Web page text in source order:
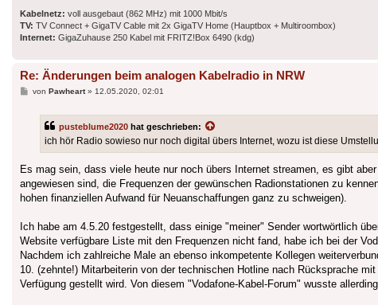
Kabelnetz: voll ausgebaut (862 MHz) mit 1000 Mbit/s
TV: TV Connect + GigaTV Cable mit 2x GigaTV Home (Hauptbox + Multiroombox)
Internet: GigaZuhause 250 Kabel mit FRITZ!Box 6490 (kdg)
Re: Änderungen beim analogen Kabelradio in NRW
Beitrag
von Pawheart» 12.05.2020, 02:01
pusteblume2020 hat geschrieben:
ich hör Radio sowieso nur noch digital übers Internet, wozu ist diese
Es mag sein, dass viele heute nur noch übers Internet streamen, es gibt
angewiesen sind, die Frequenzen der gewünschen Radionstationen zu
hohen finanziellen Aufwand für Neuanschaffungen ganz zu schweigen).
Ich habe am 4.5.20 festgestellt, dass einige "meiner" Sender wortwörtlich
Website verfügbare Liste mit den Frequenzen nicht fand, habe ich bei der
Nachdem ich zahlreiche Male an ebenso inkompetente Kollegen
10. (zehnte!) Mitarbeiterin von der technischen Hotline nach Rücksprache
Verfügung gestellt wird. Von diesem "Vodafone-Kabel-Forum" wusste